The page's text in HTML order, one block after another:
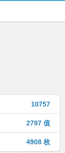
10757
2797 值
4908 枚